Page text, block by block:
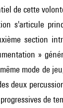
de cette
s'articule
section
»
mode de
deux
de